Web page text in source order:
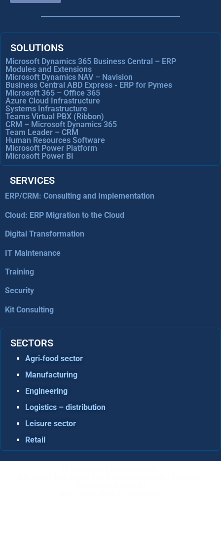
SOLUTIONS
Microsoft Dynamics 365 Business Central – ERP
Modules and Extensions
Microsoft Dynamics NAV – Navision
Business Central ABD Express - ERP for Pymes
Microsoft 365 – Office 365
Azure Cloud Infrastructure
Systems Infrastructure
Teams Virtual PBX (Ribbon)
CRM – Microsoft Dynamics 365
Team Leader – CRM
Human Resources Software
Microsoft Power Platform
Microsoft Power BI
SERVICES
ERP/CRM: Consulting and Implementation
Cloud: ERP Migration to the Cloud
Digital Transformation
IT Maintenance
Training
Security
Kit Consulting
SECTORS
Agri‑food sector
Manufacturing
Engineering
Logistics – distribution
Leisure sector
Retail